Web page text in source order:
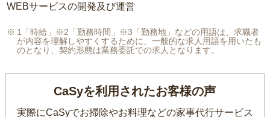
WEBサービスの開発及び運営
1「時給」※2「勤務時間」※3「勤務地」などの用語は、求職者
が内容を理解しやすくするために、一般的な求人用語を用いたも
のとなり、契約形態は業務委託での求人となります。
CaSyを利用されたお客様の声
実際にCaSyでお掃除やお料理などの家事代行サービス